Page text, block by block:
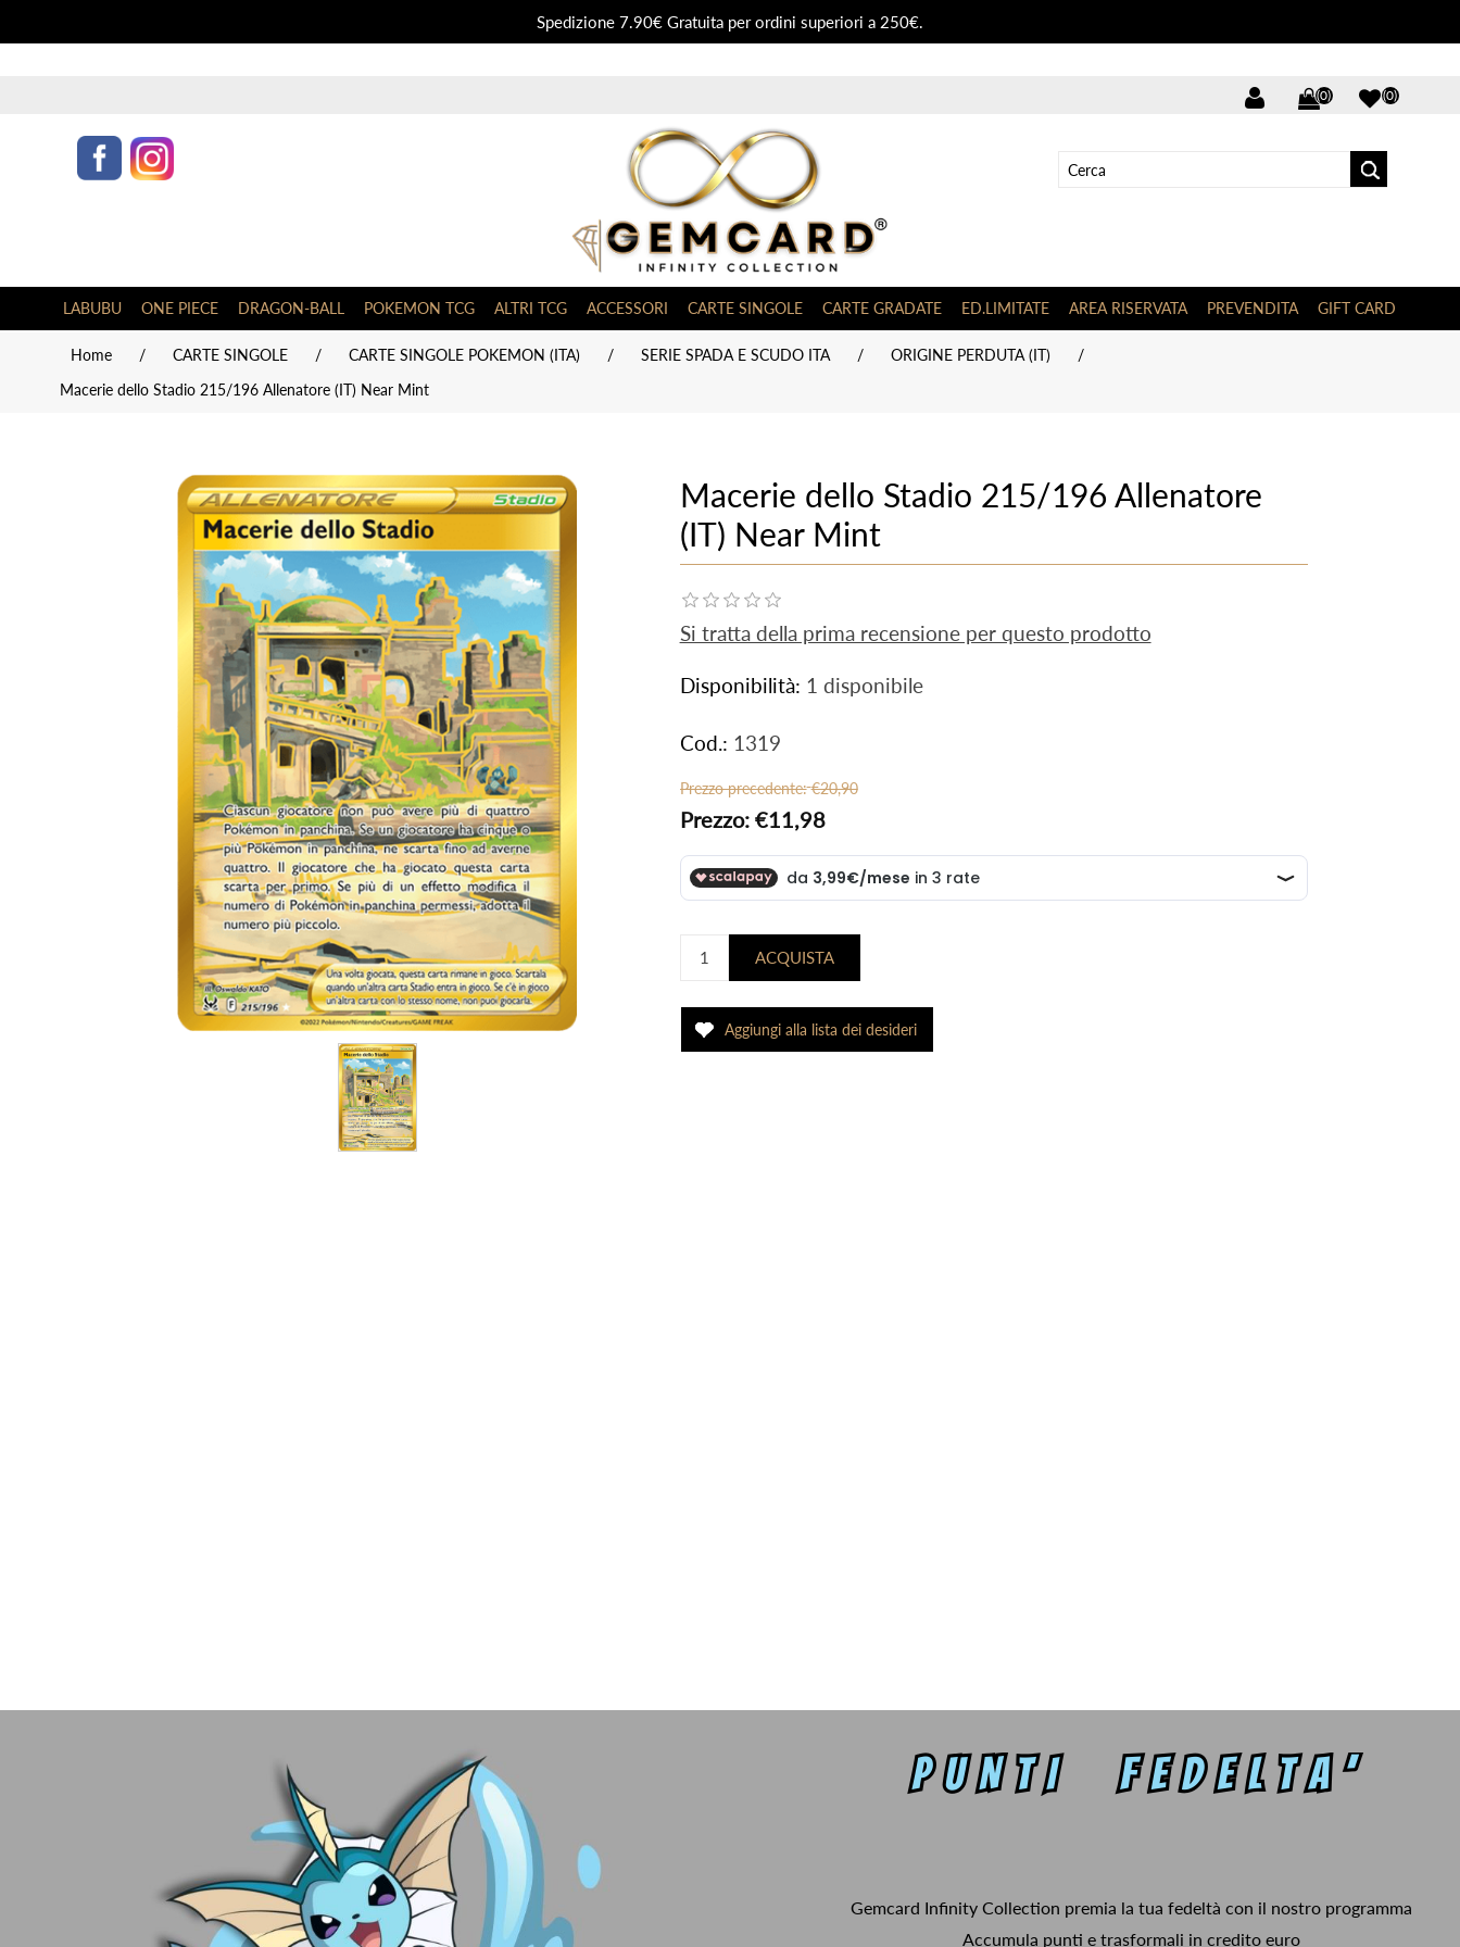
Spedizione 7.90€ Gratuita per ordini superiori a 250€.
(0) (0)
LABUBU ONE PIECE DRAGON-BALL POKEMON TCG ALTRI TCG ACCESSORI CARTE SINGOLE CARTE GRADATE ED.LIMITATE AREA RISERVATA PREVENDITA GIFT CARD
Home / CARTE SINGOLE / CARTE SINGOLE POKEMON (ITA) / SERIE SPADA E SCUDO ITA / ORIGINE PERDUTA (IT)
/
Macerie dello Stadio 215/196 Allenatore (IT) Near Mint
Macerie dello Stadio 215/196 Allenatore
(IT) Near Mint
Si tratta della prima recensione per questo prodotto
Disponibilità: 1 disponibile
Cod.: 1319
Prezzo precedente: €20,90
Prezzo: €11,98
Gemcard Infinity Collection premia la tua fedeltà con il nostro programma
Accumula punti e trasformali in credito euro